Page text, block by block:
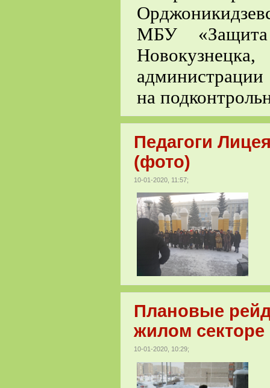
МБУ
на
Педагоги
(фото)
10-01-2020, 11:57;
Плановые
жилом
10-01-2020, 10:29;